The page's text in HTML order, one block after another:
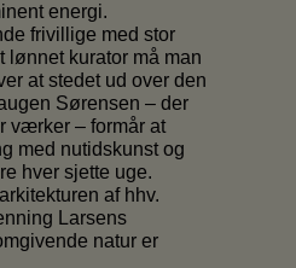
energi.
frivillige med stor
lønnet kurator må man
at stedet ud over den
Sørensen – der
værker – formår at
med nutidskunst og
hver sjette uge.
af hhv.
Larsens
natur er